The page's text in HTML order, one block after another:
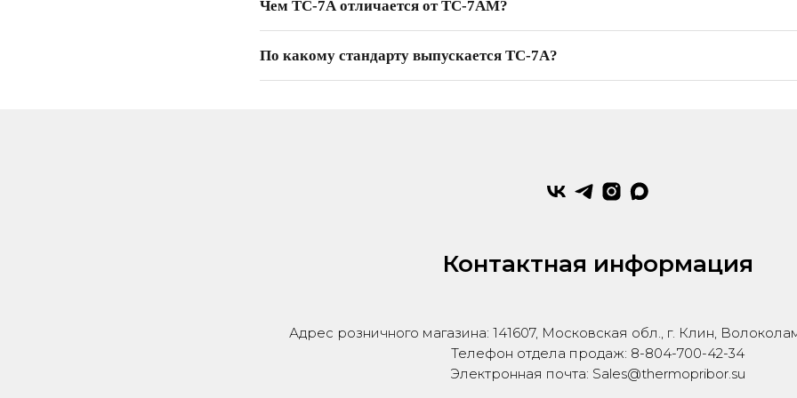
Чем ТС-7А отличается от ТС-7АМ?
По какому стандарту выпускается ТС-7А?
Контактная информация
Адрес розничного магазина: 141607, Московская обл., г. Клин,
Телефон отдела продаж: 8-804-700-42-34
Электронная почта: Sales@thermopribor.su